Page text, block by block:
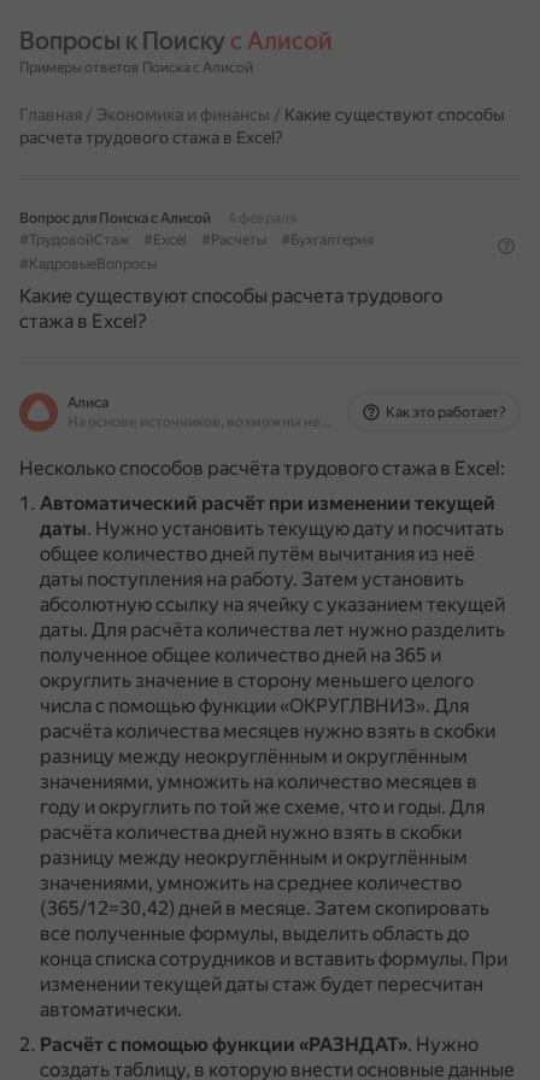
Вопросы к Поиску с Алисой
Примеры ответов Поиска с Алисой
Главная / Экономика и финансы / Какие существуют способы
расчета трудового стажа в Excel?
Вопрос для Поиска с Алисой
4 февраля
#ТрудовойСтаж
#Excel #Расчеты
#Бухгалтерия
#КадровыеВопросы
Какие существуют способы расчета трудового
стажа в Excel?
Алиса
На основе источников, возможны неточности
Как это работает?
Несколько способов расчёта трудового стажа в Excel:
Автоматический расчёт при изменении текущей
даты. Нужно установить текущую дату и посчитать
общее количество дней путём вычитания из неё
даты поступления на работу. Затем установить
абсолютную ссылку на ячейку с указанием текущей
даты. Для расчёта количества лет нужно разделить
полученное общее количество дней на 365 и
округлить значение в сторону меньшего целого
числа с помощью функции «ОКРУГЛВНИЗ». Для
расчёта количества месяцев нужно взять в скобки
разницу между неокруглённым и округлённым
значениями, умножить на количество месяцев в
году и округлить по той же схеме, что и годы. Для
расчёта количества дней нужно взять в скобки
разницу между неокруглённым и округлённым
значениями, умножить на среднее количество
(365/12=30,42) дней в месяце. Затем скопировать
все полученные формулы, выделить область до
конца списка сотрудников и вставить формулы. При
изменении текущей даты стаж будет пересчитан
автоматически.
Расчёт с помощью функции «РАЗНДАТ». Нужно
создать таблицу, в которую внести основные данные